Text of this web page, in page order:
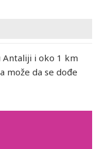
Antaliji i oko 1 km
može da se dođe